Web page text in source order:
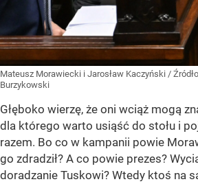
Mateusz Morawiecki i Jarosław Kaczyński /
Burzykowski
Głęboko wierzę, że oni wciąż mogą
dla którego warto usiąść do stołu i
razem. Bo co w kampanii powie
go zdradził? A co powie prezes?
doradzanie Tuskowi? Wtedy ktoś na